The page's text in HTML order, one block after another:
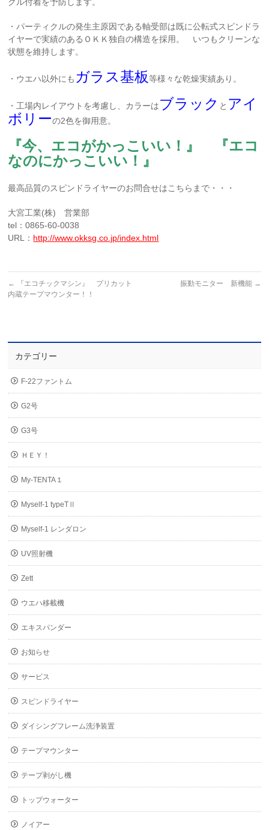
クル付着を予防します。
・パーティクルの発生主原因である軸受部は既に公転式スピンドラ
イヤーで実績のあるＯＫＫ独自の構造を採用。 いつもクリーンな
状態を維持します。
・ウエハ以外にも ガラス基板等様々な乾燥実績あり。
・工場内レイアウトを考慮し、カラーはブラック と アイ
ボリーの2色を御用意。
『今、エコがかっこいい！』
『エコ
なのにかっこいい！』
最高品質のスピンドライヤーのお問合せはこちらまで・・・
大宮工業(株) 営業部
tel：0865-60-0038
URL： http://www.okksg.co.jp/index.html
←
『エコチックマシン』 プリカット
内蔵テープマウンター！！
振動モニター 新機能 →
カテゴリー
F-22ファントム
G2号
G3号
ＨＥＹ！
My-TENTA１
Myself-1 typeTⅡ
Myself-1 レンダロン
UV照射機
Zett
ウエハ移載機
エキスパンダー
お知らせ
サービス
スピンドライヤー
ダイシングフレーム洗浄装置
テープマウンター
テープ剥がし機
トップウォーター
ノイアー